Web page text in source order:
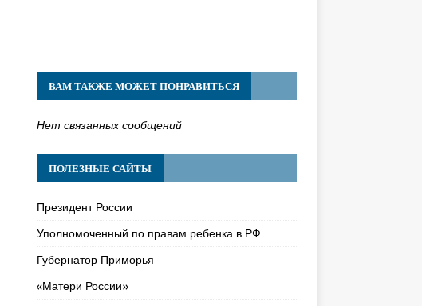
ВАМ ТАКЖЕ МОЖЕТ ПОНРАВИТЬСЯ
Нет связанных сообщений
ПОЛЕЗНЫЕ САЙТЫ
Президент России
Уполномоченный по правам ребенка в РФ
Губернатор Приморья
«Матери России»